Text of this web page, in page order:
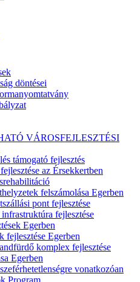
döntései
VÁROSFEJLESZTÉSI
támogató fejlesztés
az Érsekkertben
felszámolása Egerben
pont fejlesztése
fejlesztése
Egerben
fejlesztése Egerben
komplex fejlesztése
Egerben
vonatkozóan
Program